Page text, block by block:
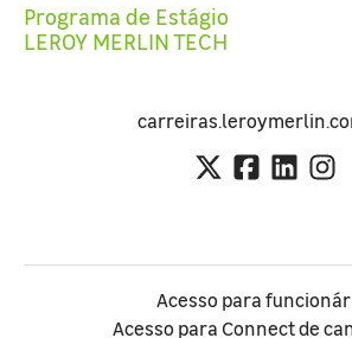
Programa de Estágio
LEROY MERLIN TECH
Acesso para
Acesso para Connect de